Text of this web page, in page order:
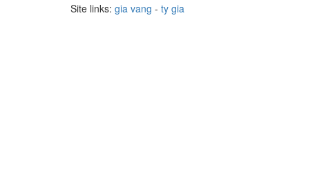
Site links: gia vang - ty gia